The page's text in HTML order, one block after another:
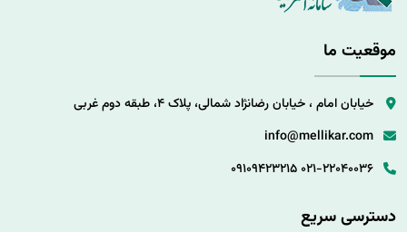
موقعیت ما
خیابان امام ، خیابان رضانژاد شمالی، پلاک 4، طبقه دوم غربی
info@mellikar.com
021-22040036
09109423215
دسترسی سریع